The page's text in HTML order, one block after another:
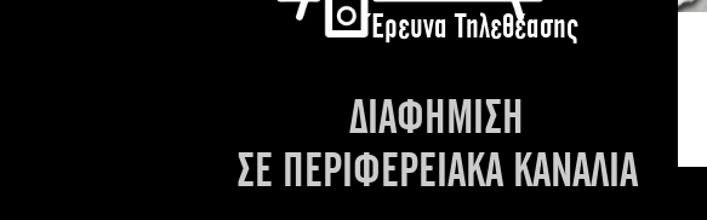
Έρευνα Τηλεθέασης
ΔΙΑΦΗΜΙΣΗ
ΣΕ ΠΕΡΙΦΕΡΕΙΑΚΑ ΚΑΝΑΛΙΑ